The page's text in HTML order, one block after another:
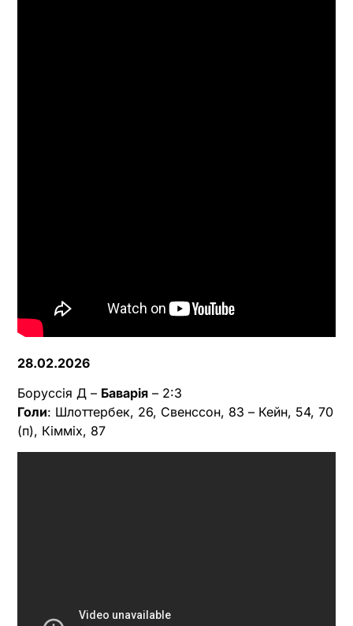
28.02.2026
Боруссія Д – Баварія – 2:3
Голи: Шлоттербек, 26, Свенссон, 83 – Кейн, 54, 70
(п), Кімміх, 87